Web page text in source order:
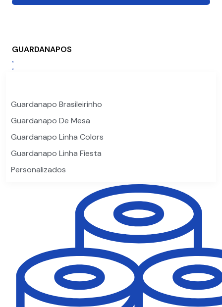
GUARDANAPOS
Guardanapo Brasileirinho
Guardanapo De Mesa
Guardanapo Linha Colors
Guardanapo Linha Fiesta
Personalizados